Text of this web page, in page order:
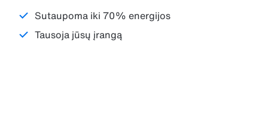
Sutaupoma iki 70% energijos
Tausoja jūsų įrangą